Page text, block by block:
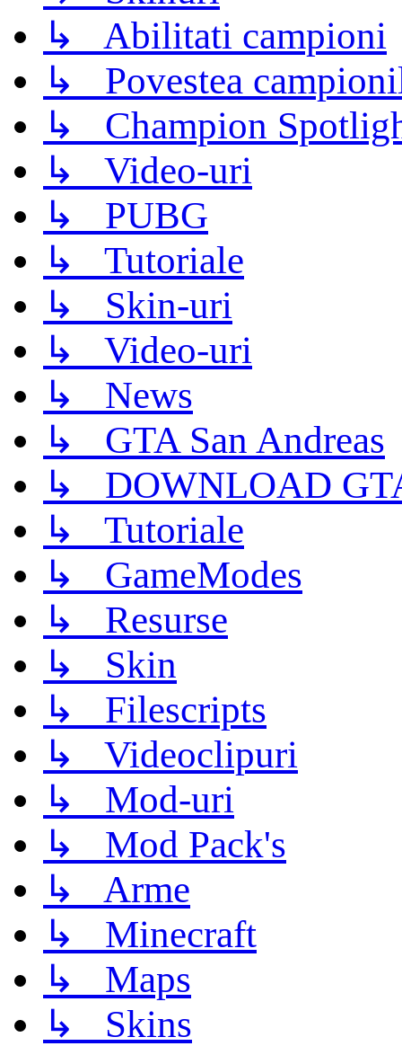
↳ Abilitati campioni
↳ Povestea
↳ Champion
↳ Video-uri
↳ PUBG
↳ Tutoriale
↳ Skin-uri
↳ Video-uri
↳ News
↳ GTA San Andreas
↳ DOWNLOAD
↳ Tutoriale
↳ GameModes
↳ Resurse
↳ Skin
↳ Filescripts
↳ Videoclipuri
↳ Mod-uri
↳ Mod Pack's
↳ Arme
↳ Minecraft
↳ Maps
↳ Skins